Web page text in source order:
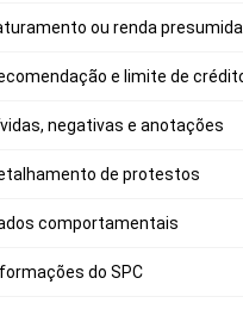
ou renda presumida
e limite de
negativas e anotações
de protestos
comportamentais
do SPC